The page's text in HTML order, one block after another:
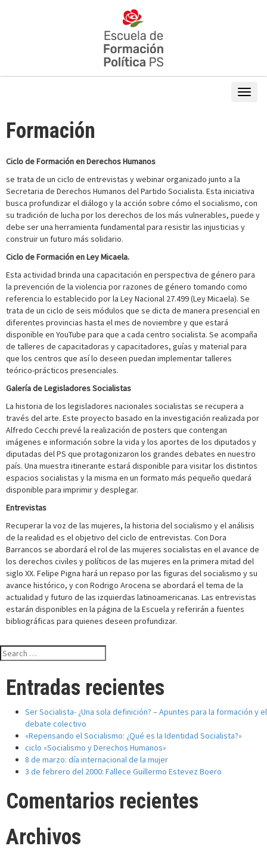
Formación
Ciclo de Formación en Derechos Humanos
se trata de un ciclo de entrevistas y webinar organizado junto a la
Secretaria de Derechos Humanos del Partido Socialista. Esta iniciativa
busca profundizar el diálogo y la acción sobre cómo el socialismo, con
su tradición de lucha por los derechos de los más vulnerables, puede y
debe ser una herramienta fundamental para resistir las injusticias y
construir un futuro más solidario.
Ciclo de Formación en Ley Micaela.
Esta actividad brinda una capacitación en perspectiva de género para
la prevención de la violencia por razones de género tomando como
referencia lo establecido por la Ley Nacional 27.499 (Ley Micaela). Se
trata de un ciclo de seis módulos que se dicta de manera presencial en
diferentes provincias hasta el mes de noviembre y que estará
disponible en YouTube para que a cada centro socialista. Se acompaña
de talleres de capacitadoras y capacitadores, guías y material para
que los centros que así lo deseen puedan implementar talleres
teórico-prácticos presenciales.
Galería de Legisladores Socialistas
La historia de los legisladores nacionales socialistas se recupera a
través del arte. Este proyecto basado en la investigación realizada por
Alfredo Cecchi prevé la realización de posters que contengan
imágenes e información sobre la vida y los aportes de los diputados y
diputadas del PS que protagonizaron los grandes debates en nuestro
país. Una muestra itinerante estará disponible para visitar los distintos
espacios socialistas y la misma en un formato más pequeño quedará
disponible para imprimir y desplegar.
Entrevistas
Recuperar la voz de las mujeres, la historia del socialismo y el análisis
de la realidad es el objetivo del ciclo de entrevistas. Con Dora
Barrancos se abordará el rol de las mujeres socialistas en el avance de
los derechos civiles y políticos de las mujeres en la primera mitad del
siglo XX. Felipe Pigna hará un repaso por las figuras del socialismo y su
avance histórico, y con Rodrigo Arocena se abordará el tema de la
actualidad y futuro de las izquierdas latinoamericanas. Las entrevistas
estarán disponibles en la página de la Escuela y referirán a fuentes
bibliográficas para quienes deseen profundizar.
Search
for:
Entradas recientes
Ser Socialista- ¿Una sola definición? – Apuntes para la formación y el
debate colectivo
«Repensando el Socialismo: ¿Qué es la Identidad Socialista?»
ciclo «Socialismo y Derechos Humanos»
8 de marzo: día internacional de la mujer
3 de febrero del 2000: Fallece Guillermo Estevez Boero
Comentarios recientes
Archivos